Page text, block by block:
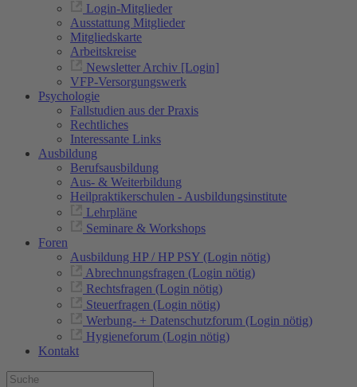
Login-Mitglieder
Ausstattung Mitglieder
Mitgliedskarte
Arbeitskreise
Newsletter Archiv [Login]
VFP-Versorgungswerk
Psychologie
Fallstudien aus der Praxis
Rechtliches
Interessante Links
Ausbildung
Berufsausbildung
Aus- & Weiterbildung
Heilpraktikerschulen - Ausbildungsinstitute
Lehrpläne
Seminare & Workshops
Foren
Ausbildung HP / HP PSY (Login nötig)
Abrechnungsfragen (Login nötig)
Rechtsfragen (Login nötig)
Steuerfragen (Login nötig)
Werbung- + Datenschutzforum (Login nötig)
Hygieneforum (Login nötig)
Kontakt